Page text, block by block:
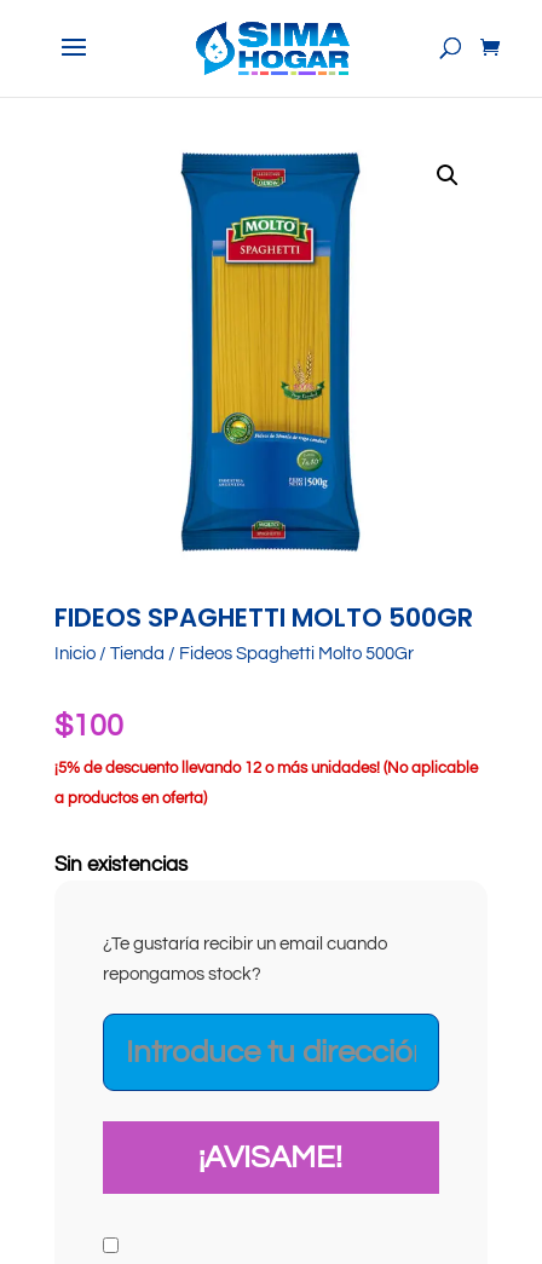
FIDEOS SPAGHETTI MOLTO 500GR
Inicio/ Tienda / Fideos Spaghetti Molto 500Gr
$100
¡5% de descuento llevando 12 o más unidades! (No aplicable
a productos en oferta)
Sin existencias
¿Te gustaría recibir un email cuando
repongamos stock?